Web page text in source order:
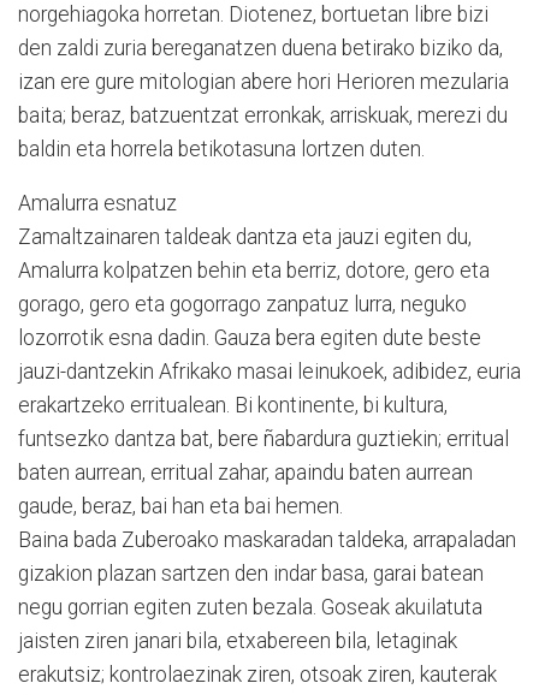
norgehiagoka horretan. Diotenez, bortuetan libre bizi
den zaldi zuria bereganatzen duena betirako biziko da,
izan ere gure mitologian abere hori Herioren mezularia
baita; beraz, batzuentzat erronkak, arriskuak, merezi du
baldin eta horrela betikotasuna lortzen duten.
Amalurra esnatuz
Zamaltzainaren taldeak dantza eta jauzi egiten du,
Amalurra kolpatzen behin eta berriz, dotore, gero eta
gorago, gero eta gogorrago zanpatuz lurra, neguko
lozorrotik esna dadin. Gauza bera egiten dute beste
jauzi-dantzekin Afrikako masai leinukoek, adibidez, euria
erakartzeko erritualean. Bi kontinente, bi kultura,
funtsezko dantza bat, bere ñabardura guztiekin; erritual
baten aurrean, erritual zahar, apaindu baten aurrean
gaude, beraz, bai han eta bai hemen.
Baina bada Zuberoako maskaradan taldeka, arrapaladan
gizakion plazan sartzen den indar basa, garai batean
negu gorrian egiten zuten bezala. Goseak akuilatuta
jaisten ziren janari bila, etxabereen bila, letaginak
erakutsiz; kontrolaezinak ziren, otsoak ziren, kauterak